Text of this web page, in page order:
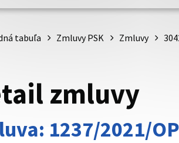
tabuľa Zmluvy PSK Zmluvy
zmluvy
1237/2021/